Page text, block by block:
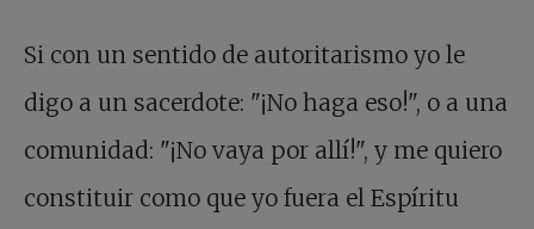
Si con un sentido de autoritarismo yo le
digo a un sacerdote: "¡No haga eso!", o a una
comunidad: "¡No vaya por allí!", y me quiero
constituir como que yo fuera el Espíritu